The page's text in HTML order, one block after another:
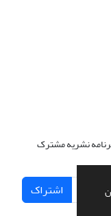
نشریه مشترک
اشتراک